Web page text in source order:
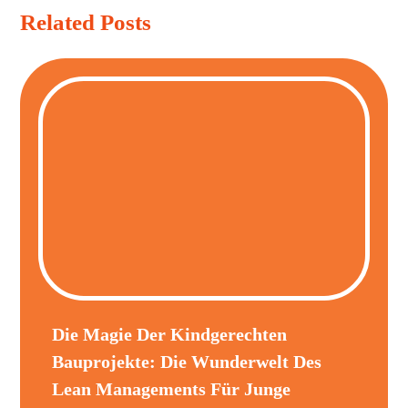
Related Posts
Die Magie Der Kindgerechten
Bauprojekte: Die Wunderwelt Des
Lean Managements Für Junge